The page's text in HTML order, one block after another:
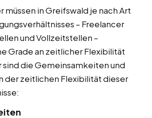
müssen in Greifswald je nach Art
– Freelancer
und Vollzeitstellen –
Grade an zeitlicher Flexibilität
sind die Gemeinsamkeiten und
der zeitlichen Flexibilität dieser